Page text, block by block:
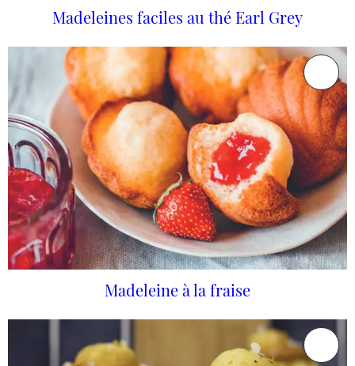
Madeleines faciles au thé Earl Grey
Madeleine à la fraise